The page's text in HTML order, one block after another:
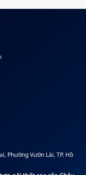
Phường Vườn Lài, TP. Hồ